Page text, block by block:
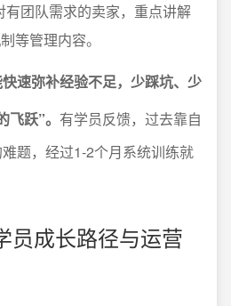
有团队需求的卖家，重点讲解
等管理内容。
速弥补经验不足，少踩坑、少
跃”。 有学员反馈，过去靠自
题，经过1-2个月系统训练就
员成长路径与运营